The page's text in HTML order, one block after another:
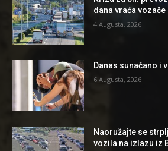
dana vraća vozače
4 Augusta, 2026
Danas sunačano i
6 Augusta, 2026
Naoružajte se
vozila na izlazu iz